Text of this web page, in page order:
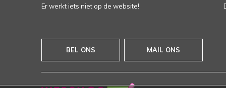
Er werkt iets niet op de website!
BEL ONS MAIL ONS